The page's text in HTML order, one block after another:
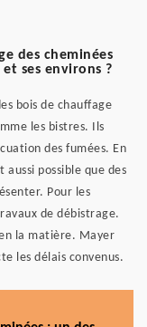
des cheminées
ses environs ?
bois de chauffage
les bistres. Ils
des fumées. En
possible que des
Pour les
de débistrage.
la matière. Mayer
les délais convenus.